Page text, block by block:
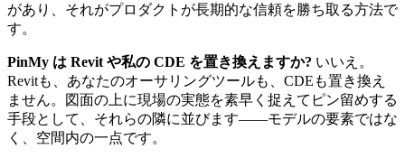
があり、それがプロダクトが長期的な信頼を勝ち取る方法で
す。
PinMy は Revit や私の CDE を置き換えますか? いいえ。
Revitも、あなたのオーサリングツールも、CDEも置き換え
ません。図面の上に現場の実態を素早く捉えてピン留めする
手段として、それらの隣に並びます——モデルの要素ではな
く、空間内の一点です。